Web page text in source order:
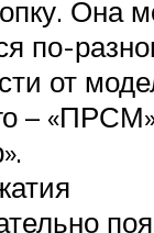
Она
по-
от
–